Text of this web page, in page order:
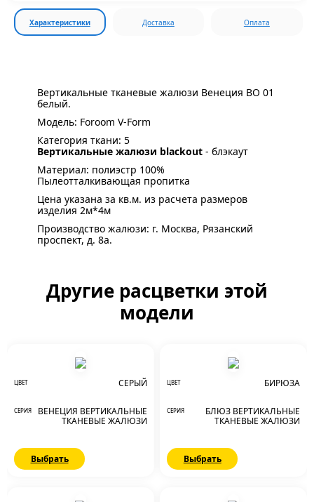
Характеристики Доставка Оплата
Вертикальные тканевые жалюзи Венеция ВО 01
белый.
Модель: Foroom V-Form
Категория ткани: 5
Вертикальные жалюзи blackout - блэкаут
Материал: полиэстр 100%
Пылеотталкивающая пропитка
Цена указана за кв.м. из расчета размеров
изделия 2м*4м
Производство жалюзи: г. Москва, Рязанский
проспект, д. 8а.
Другие расцветки этой
модели
ЦВЕТ СЕРЫЙ
СЕРИЯ
ВЕНЕЦИЯ ВЕРТИКАЛЬНЫЕ
ТКАНЕВЫЕ ЖАЛЮЗИ
Выбрать
ЦВЕТ БИРЮЗА
СЕРИЯ
БЛЮЗ ВЕРТИКАЛЬНЫЕ
ТКАНЕВЫЕ ЖАЛЮЗИ
Выбрать